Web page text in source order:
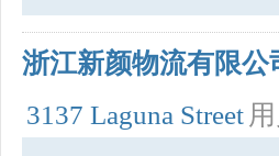
浙江新颜物流有限公
3137 Laguna Street